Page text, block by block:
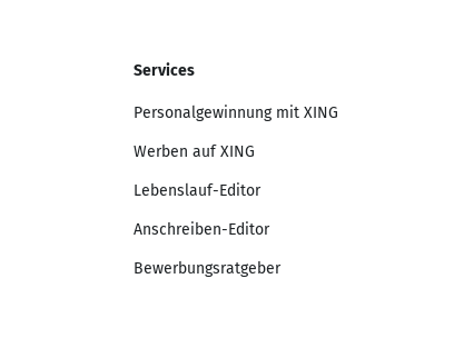
Services
Personalgewinnung mit XING
Werben auf XING
Lebenslauf-Editor
Anschreiben-Editor
Bewerbungsratgeber